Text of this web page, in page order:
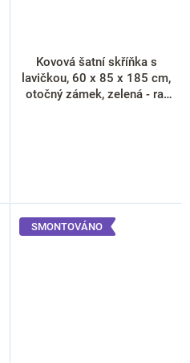
Kovová šatní skříňka s
lavičkou, 60 x 85 x 185 cm,
otočný zámek, zelená - ral
SMONTOVÁNO